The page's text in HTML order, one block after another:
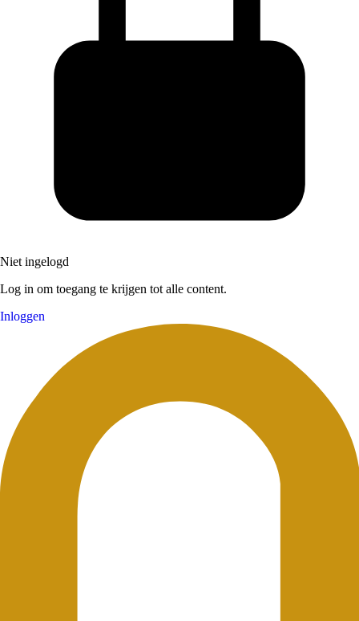
Niet ingelogd
Log in om toegang te krijgen tot alle content.
Inloggen